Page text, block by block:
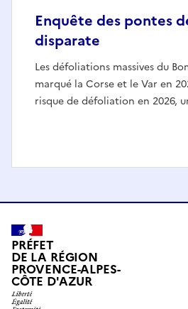
Enquête des pontes
disparate
Les défoliations massives du
marqué la Corse et le Var en
risque de défoliation en 2026,
PRÉFET
DE LA RÉGION
PROVENCE-ALPES-
CÔTE D'AZUR